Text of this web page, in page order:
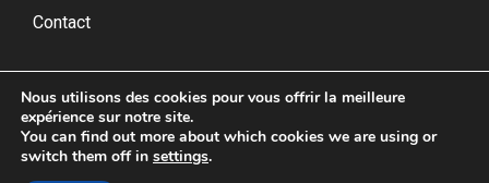
Contact
2026
Nous utilisons des cookies pour vous offrir la meilleure
expérience sur notre site.
You can find out more about which cookies we are using or
switch them off in settings.